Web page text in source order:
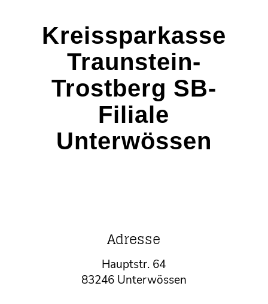
Kreissparkasse
Traunstein-
Trostberg SB-
Filiale
Unterwössen
Adresse
Hauptstr. 64
83246 Unterwössen